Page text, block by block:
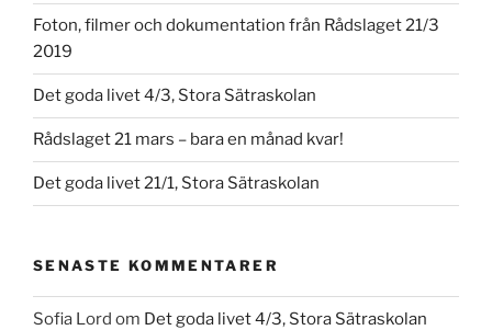
Foton, filmer och dokumentation från Rådslaget 21/3
2019
Det goda livet 4/3, Stora Sätraskolan
Rådslaget 21 mars – bara en månad kvar!
Det goda livet 21/1, Stora Sätraskolan
SENASTE KOMMENTARER
Sofia Lord om Det goda livet 4/3, Stora Sätraskolan